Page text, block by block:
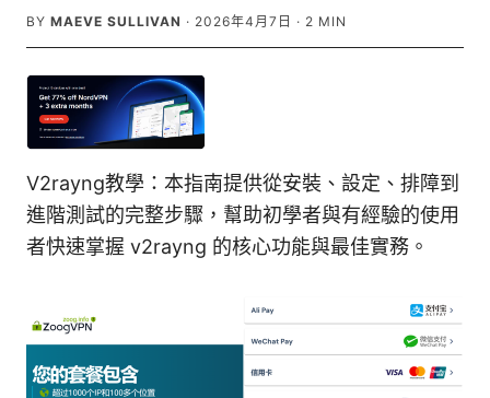
BY MAEVE SULLIVAN · 2026年4月7日 · 2 MIN
V2rayng教學：本指南提供從安裝、設定、排障到
進階測試的完整步驟，幫助初學者與有經驗的使用
者快速掌握 v2rayng 的核心功能與最佳實務。